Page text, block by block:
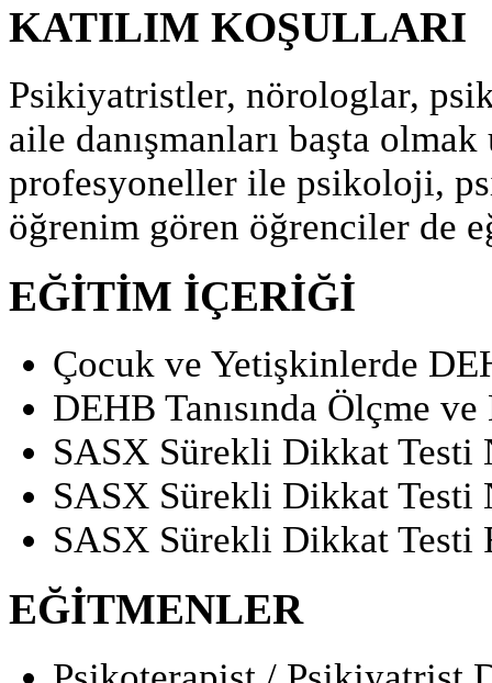
KATILIM KOŞULLARI
Psikiyatristler, nörologlar,
aile danışmanları başta
profesyoneller ile psikoloji,
öğrenim gören öğrenciler de
EĞİTİM İÇERİĞİ
Çocuk ve Yetişkinlerde
DEHB Tanısında Ölçme
SASX Sürekli Dikkat Testi
SASX Sürekli Dikkat Testi
SASX Sürekli Dikkat Testi
EĞİTMENLER